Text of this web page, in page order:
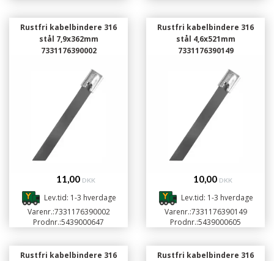
Rustfri kabelbindere 316
stål 7,9x362mm
7331176390002
11,00 DKK
Lev.tid: 1-3 hverdage
Varenr.:7331176390002
Prodnr.:5439000647
Rustfri kabelbindere 316
stål 4,6x521mm
7331176390149
10,00 DKK
Lev.tid: 1-3 hverdage
Varenr.:7331176390149
Prodnr.:5439000605
Rustfri kabelbindere 316
Rustfri kabelbindere 316